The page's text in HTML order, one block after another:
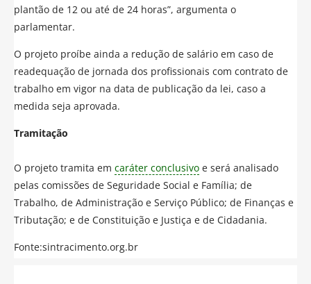
plantão de 12 ou até de 24 horas”, argumenta o
parlamentar.
O projeto proíbe ainda a redução de salário em caso de
readequação de jornada dos profissionais com contrato de
trabalho em vigor na data de publicação da lei, caso a
medida seja aprovada.
Tramitação
O projeto tramita em caráter conclusivo e será analisado
pelas comissões de Seguridade Social e Família; de
Trabalho, de Administração e Serviço Público; de Finanças e
Tributação; e de Constituição e Justiça e de Cidadania.
Fonte:sintracimento.org.br